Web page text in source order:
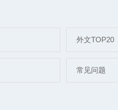
外文TOP20
常见问题